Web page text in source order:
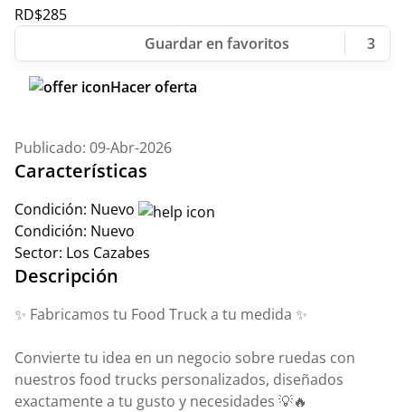
RD$285
3
Hacer oferta
Publicado: 09-Abr-2026
Características
Condición: Nuevo
Condición: Nuevo
Sector: Los Cazabes
Descripción
✨ Fabricamos tu Food Truck a tu medida ✨
Convierte tu idea en un negocio sobre ruedas con
nuestros food trucks personalizados, diseñados
exactamente a tu gusto y necesidades 💡🔥